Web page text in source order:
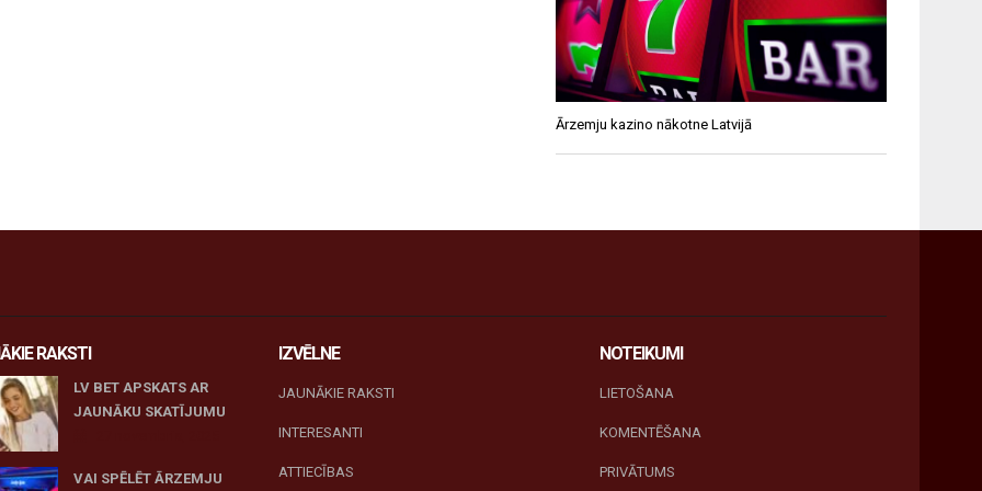
Ārzemju kazino nākotne Latvijā
RAKSTI
LV BET APSKATS AR
JAUNĀKU SKATĪJUMU
VAI SPĒLĒT ĀRZEMJU
IZVĒLNE
JAUNĀKIE RAKSTI
INTERESANTI
ATTIECĪBAS
NOTEIKUMI
LIETOŠANA
KOMENTĒŠANA
PRIVĀTUMS